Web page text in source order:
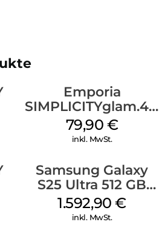
Emporia
SIMPLICITYglam.4G
Schwarz
79,90 €
inkl. MwSt.
Samsung Galaxy
S25 Ultra 512 GB
Titanium
Whitesilver
1.592,90€
inkl. MwSt.